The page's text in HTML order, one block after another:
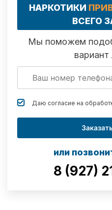
НАРКОТИКИ
ВСЕГО
Мы поможем
вариант
Даю согласие на
или
8 (927)